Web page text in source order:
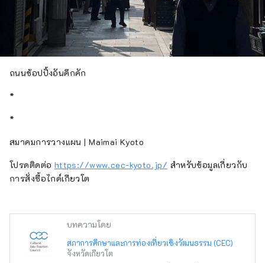
ถนนช้อปปิ้งอันคึกคัก
*
*
สมาคมการวางแผน | Maimai Kyoto
โปรดติดต่อ https://www.cec-kyoto.jp/ สำหรับข้อมูลเกี่ยวกับ
การสั่งซื้อไกด์เกียวโต
บทความโดย
สภาการศึกษาและการท่องเที่ยวเชิงวัฒนธรรม (CEC)
จังหวัดเกียวโต